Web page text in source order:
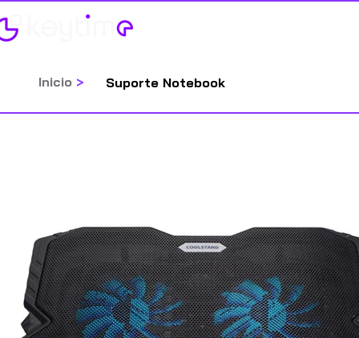
Inicio > Suporte Notebook